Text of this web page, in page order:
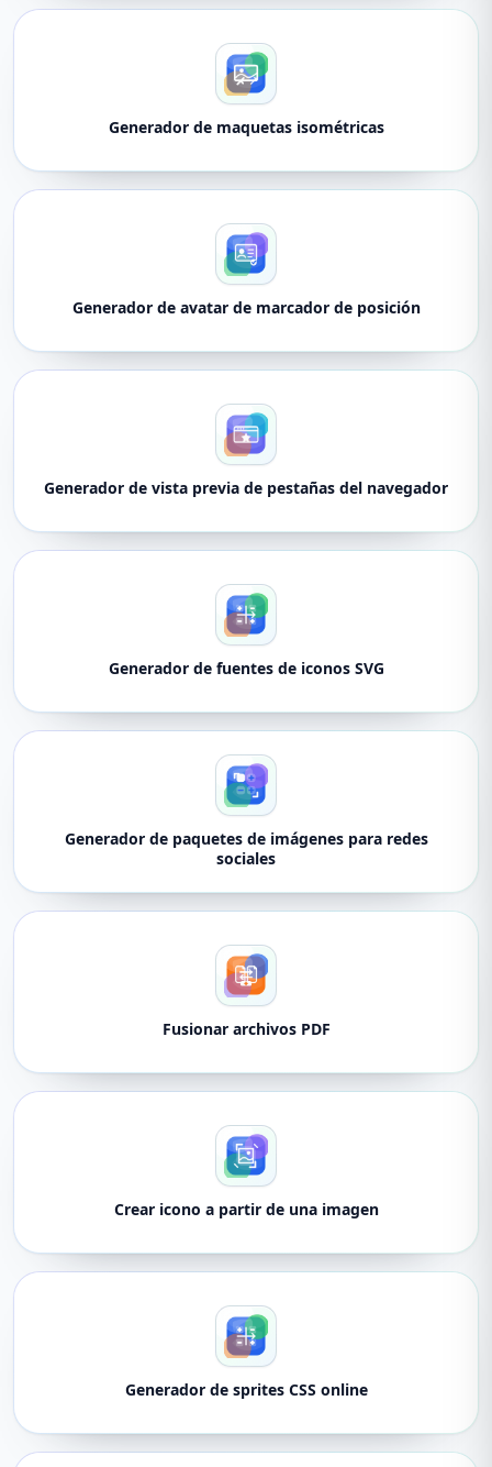
Generador de maquetas isométricas
Generador de avatar de marcador de posición
Generador de vista previa de pestañas del navegador
Generador de fuentes de iconos SVG
Generador de paquetes de imágenes para redes
sociales
Fusionar archivos PDF
Crear icono a partir de una imagen
Generador de sprites CSS online